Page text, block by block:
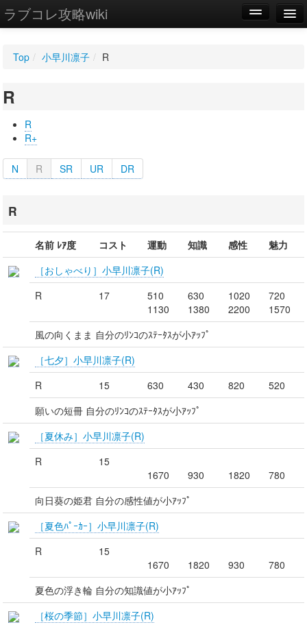
ラブコレ攻略wiki
WIKI
設定
Top / 小早川凛子 / R
R
R
R+
N R SR UR DR
R
名前 ﾚｱ度 コスト 運動 知識 感性
魅力
［おしゃべり］小早川凛子(R)
R
17
510
1130
630
1380
1020
2200
720
1570
風の向くまま 自分のﾘﾝｺのｽﾃｰﾀｽが小ｱｯﾌﾟ
［七夕］小早川凛子(R)
R
15 630 430 820
520
願いの短冊 自分のﾘﾝｺのｽﾃｰﾀｽが小ｱｯﾌﾟ
［夏休み］小早川凛子(R)
R
15
1670
930 1820
780
向日葵の姫君 自分の感性値が小ｱｯﾌﾟ
［夏色ﾊﾟｰｶｰ］小早川凛子(R)
R
15
1670
1820 930
780
夏色の浮き輪 自分の知識値が小ｱｯﾌﾟ
［桜の季節］小早川凛子(R)